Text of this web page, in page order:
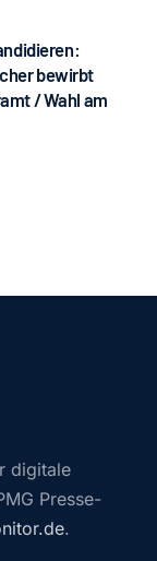
bewirbt
/ Wahl am
digitale
Presse-
.